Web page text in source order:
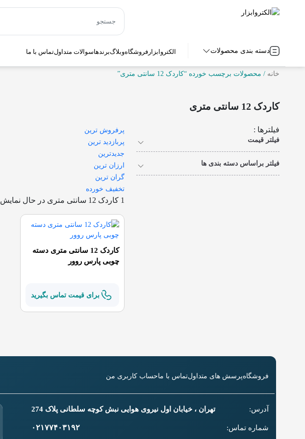
دسته بندی محصولات الکتروابزار فروشگاهوبلاگبرندهاسوالات متداولتماس با ما
خانه / محصولات برچسب خورده “کاردک 12 سانتی متری”
کاردک 12 سانتی متری
فیلترها :
فیلتر قیمت
فیلتر براساس دسته بندی ها
پرفروش ترین
پربازدید ترین
جدیدترین
ارزان ترین
گران ترین
تخفیف خورده
1 کاردک 12 سانتی متری در حال نمایش
کاردک 12 سانتی متری دسته
چوبی پارس روور
برای قیمت تماس بگیرید
فروشگاهپرسش های متداولتماس با ماحساب کاربری من
آدرس: تهران ، خیابان اول نیروی هوایی نبش کوچه سلطانی پلاک 274
شماره تماس: ۰۲۱۷۷۴۰۳۱۹۲